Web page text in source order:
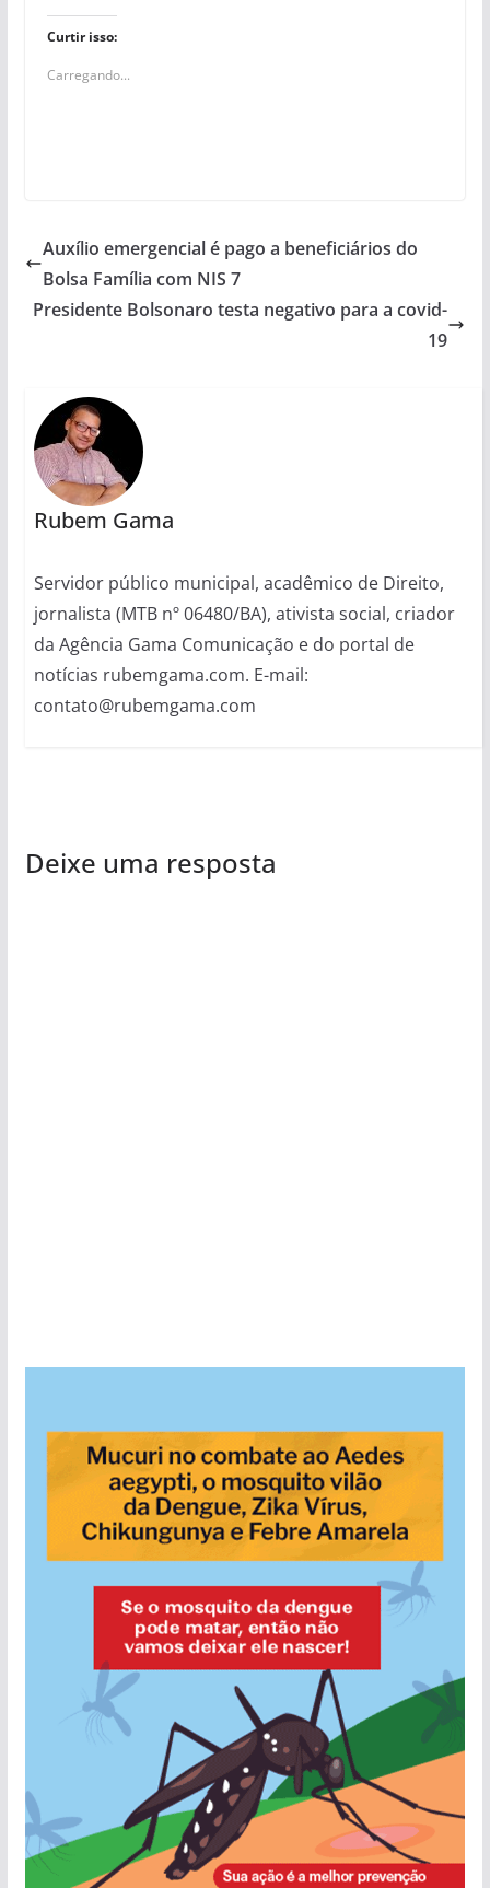
Curtir isso:
Carregando...
Auxílio emergencial é pago a beneficiários do
Bolsa Família com NIS 7
Presidente Bolsonaro testa negativo para a covid-
19
Rubem Gama
Servidor público municipal, acadêmico de Direito,
jornalista (MTB nº 06480/BA), ativista social, criador
da Agência Gama Comunicação e do portal de
notícias rubemgama.com. E-mail:
contato@rubemgama.com
Deixe uma resposta